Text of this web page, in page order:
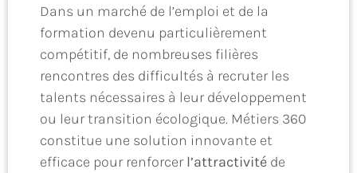
Dans un marché de l’emploi et de la
formation devenu particulièrement
compétitif, de nombreuses filières
rencontres des difficultés à recruter les
talents nécessaires à leur développement
ou leur transition écologique. Métiers 360
constitue une solution innovante et
efficace pour renforcerl’attractivité de